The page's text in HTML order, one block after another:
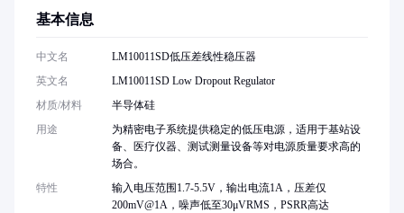
基本信息
中文名
LM10011SD低压差线性稳压器
英文名
LM10011SD Low Dropout Regulator
材质/材料
半导体硅
用途
为精密电子系统提供稳定的低压电源，适用于基站设
备、医疗仪器、测试测量设备等对电源质量要求高的
场合。
特性
输入电压范围1.7-5.5V，输出电流1A，压差仅
200mV@1A，噪声低至30μVRMS，PSRR高达